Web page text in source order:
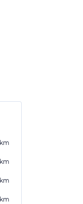
km
km
km
km